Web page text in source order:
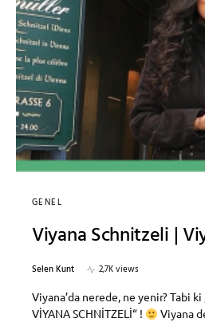
GENEL
Viyana Schnitzeli |
Selen Kunt
2,7K views
Viyana’da nerede, ne yenir? Tabi ki
VİYANA SCHNİTZELİ“ !
Viyana